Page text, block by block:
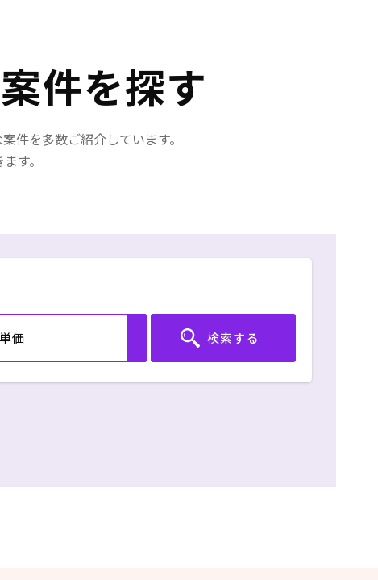
企画/
善
修やカ
を行
し、再
web
案件を探す
件を多数ご紹介しています。
す。
単価